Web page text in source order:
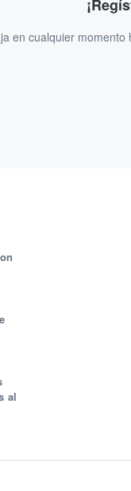
en cualquier
al